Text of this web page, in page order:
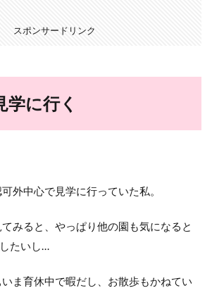
スポンサードリンク
に行く
外中心で見学に行っていた私。
みると、やっぱり他の園も気になると
たいし…
ま育休中で暇だし、お散歩もかねてい